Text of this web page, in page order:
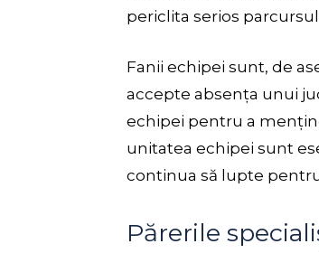
periclita serios
Fanii echipei sunt, de
accepte absența unui
echipei pentru a
unitatea echipei sunt
continua să lupte
Părerile